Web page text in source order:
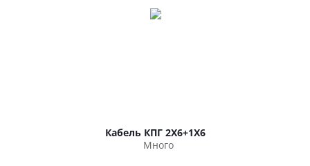
Кабель КПГ 2Х6+1Х6
Много